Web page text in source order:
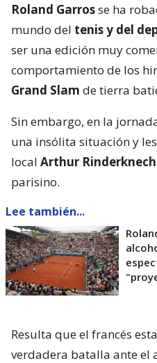
Roland Garrosse ha
mundo del tenis y del
ser una edición muy
comportamiento de los
Grand Slam de tierra
Sin embargo, en la
una insólita situación y
local Arthur
parisino.
Lee también...
Resulta que el francés
verdadera batalla ante el